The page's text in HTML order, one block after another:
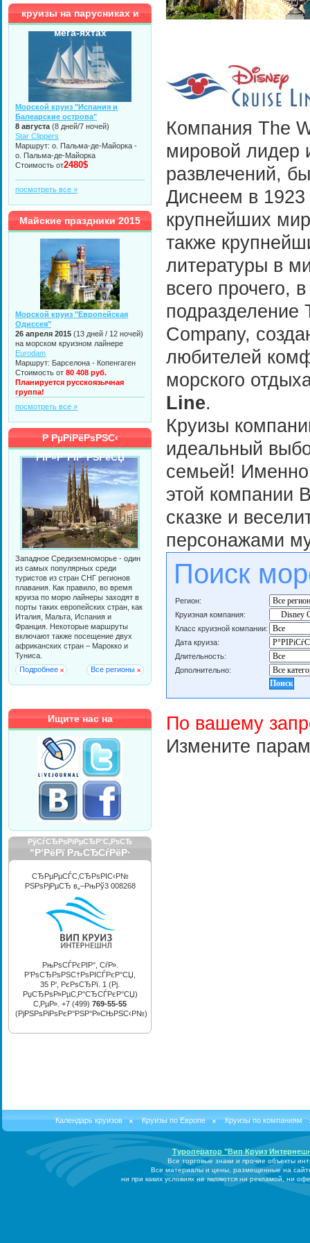
Компания The
мировой лидер
развлечений,
Диснеем в 1923
крупнейших
также
литературы в
всего прочего,
подразделение
Company,
любителей
морского
Line.
Круизы
идеальный
семьей!
этой компании
сказке и
персонажами
Поиск
Регион:
Круизная компания:
Класс круизной компании:
Дата круиза:
Длительность:
Дополнительно:
По вашему
Измените
круизы на парусниках и
мега-яхтах
Морской круиз "Испания и
Балеарские острова"
8 августа (8 дней/7 ночей)
Star Clippers
Маршрут: о. Пальма-де-Майорка -
о. Пальма-де-Майорка
Стоимость от2480$
посмотреть все »
Майские праздники 2015
Морской круиз "Европейская
Одиссея"
26 апреля 2015 (13 дней / 12 ночей)
на морском круизном лайнере
Eurodam
Маршрут: Барселона - Копенгаген
Стоимость от 80 408 руб.
Планируется русскоязычная
группа!
посмотреть все »
Р РµРіРёРѕРЅС‹
РїР»Р°РІР°РЅРёСЏ
Западное Средиземноморье - один
из самых популярных среди
туристов из стран СНГ регионов
плавания. Как правило, во время
круиза по морю лайнеры заходят в
порты таких европейских стран, как
Италия, Мальта, Испания и
Франция. Некоторые маршруты
включают также посещение двух
африканских стран – Марокко и
Туниса.
Подробнее
Все регионы
Ищите нас на
СЂРµРµСЃС‚СЂРѕРІС‹Р№
РЅРѕРјРµСЂ в„–РњРў3 008268
РњРѕСЃРєРІР°, СѓР».
Р’РѕСЂРѕРЅС†РѕРІСЃРєР°СЏ,
35 Р‘, РєРѕСЂРї. 1 (Рј.
РџСЂРѕР»РµС‚Р°СЂСЃРєР°СЏ)
С‚РµР». +7 (499) 769-55-55
(РјРЅРѕРіРѕРєР°РЅР°Р»СЊРЅС‹Р№)
РўСѓСЂРѕРїРµСЂР°С‚РѕСЂ
"Р’РёРї РљСЂСѓРёР·
Календарь круизов Круизы по Европе Круизы по компаниям
Туроператор "Вип Круиз
Все торговые знаки и прочие объекты
Все материалы и цены, размещенные на
ни при каких условиях не являются ни рекламой, ни